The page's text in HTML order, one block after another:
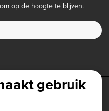
op de hoogte te blijven.
gebruik